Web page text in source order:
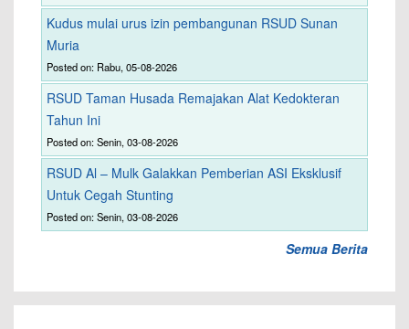
Kudus mulai urus izin pembangunan RSUD Sunan
Muria
Posted on: Rabu, 05-08-2026
RSUD Taman Husada Remajakan Alat Kedokteran
Tahun Ini
Posted on: Senin, 03-08-2026
RSUD Al – Mulk Galakkan Pemberian ASI Eksklusif
Untuk Cegah Stunting
Posted on: Senin, 03-08-2026
Semua Berita